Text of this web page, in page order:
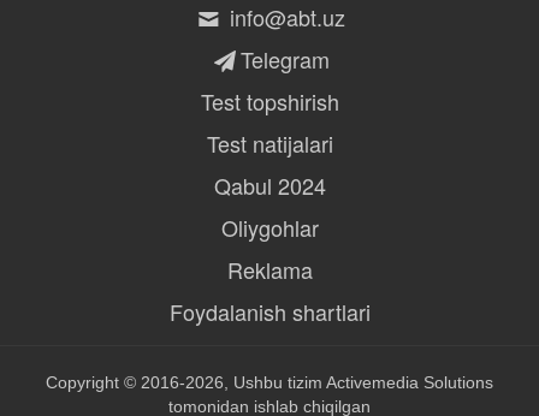
info@abt.uz
Telegram
Test topshirish
Test natijalari
Qabul 2024
Oliygohlar
Reklama
Foydalanish shartlari
Copyright © 2016-2026, Ushbu tizim Activemedia Solutions
tomonidan ishlab chiqilgan